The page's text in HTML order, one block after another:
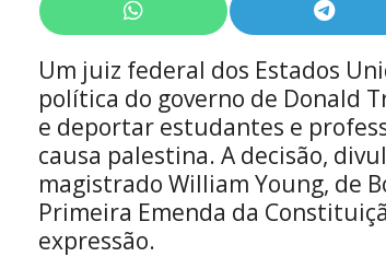
Share
on
WhatsApp
Share
on
Um juiz federal dos Estados
política do governo de Donald
e deportar estudantes e
causa palestina. A decisão,
magistrado William Young, de
Primeira Emenda da
expressão.